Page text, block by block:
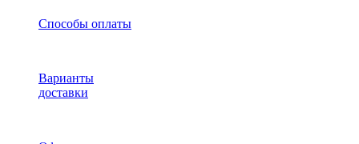
Способы оплаты
Варианты
доставки